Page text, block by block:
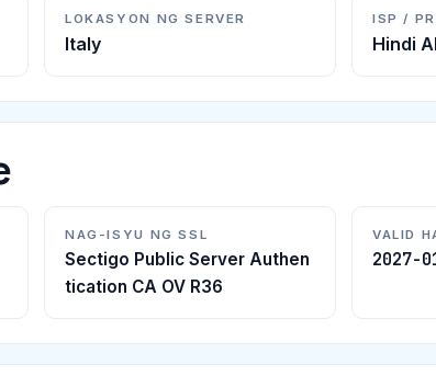
LOKASYON NG SERVER
Italy
ISP /
Hindi
NAG-ISYU NG SSL
Sectigo Public Server Authen
tication CA OV R36
VALID
2027-